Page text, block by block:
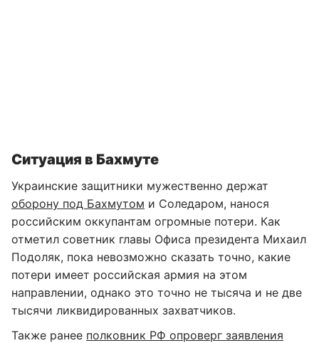
Ситуация в Бахмуте
Украинские защитники мужественно держат
оборону под Бахмутом и Соледаром, нанося
российским оккупантам огромные потери. Как
отметил советник главы Офиса президента Михаил
Подоляк, пока невозможно сказать точно, какие
потери имеет российская армия на этом
направлении, однако это точно не тысяча и не две
тысячи ликвидированных захватчиков.
Также ранее полковник РФ опроверг заявления